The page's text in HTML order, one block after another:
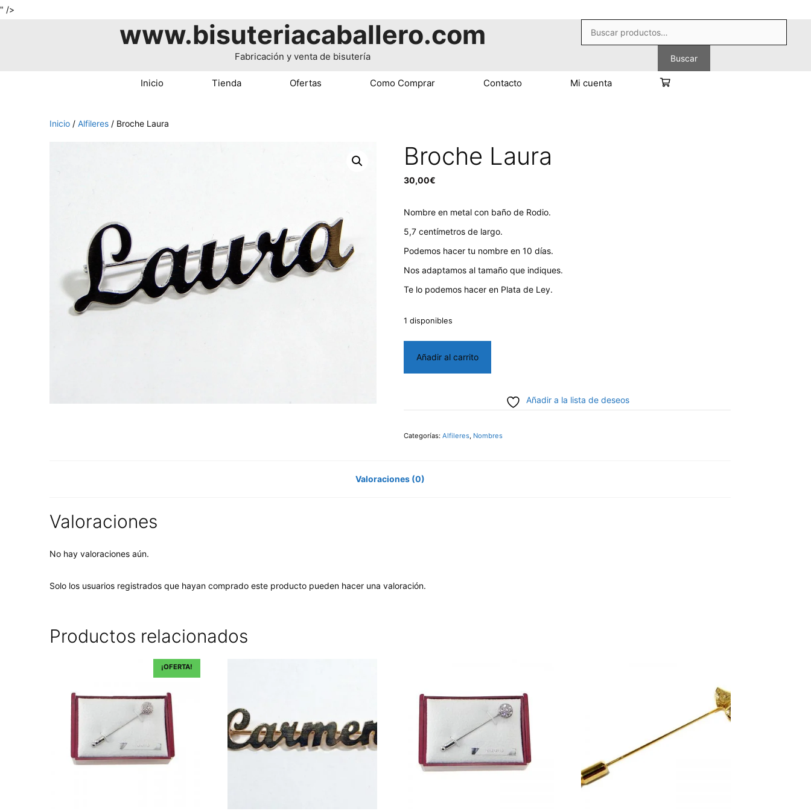
" />
Buscar
por:
Buscar
www.bisuteriacaballero.com
Fabricación y venta de bisutería
Inicio Tienda Ofertas Como Comprar Contacto Mi cuenta
Inicio / Alfileres / Broche Laura
Broche Laura
30,00€
Nombre en metal con baño de Rodio.
5,7 centímetros de largo.
Podemos hacer tu nombre en 10 días.
Nos adaptamos al tamaño que indiques.
Te lo podemos hacer en Plata de Ley.
1 disponibles
Añadir al carrito
Añadir a la lista de deseos
Categorías:Alfileres, Nombres
Valoraciones (0)
Valoraciones
No hay valoraciones aún.
Solo los usuarios registrados que hayan comprado este producto pueden hacer una valoración.
Productos relacionados
¡OFERTA!